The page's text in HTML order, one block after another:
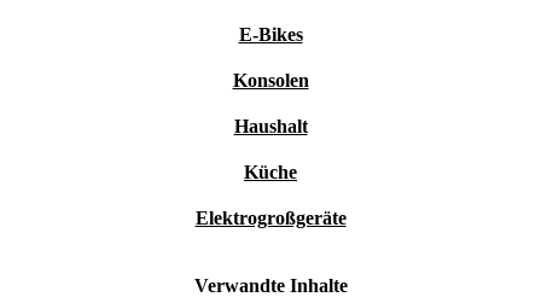
E-Bikes
Konsolen
Haushalt
Küche
Elektrogroßgeräte
Verwandte Inhalte